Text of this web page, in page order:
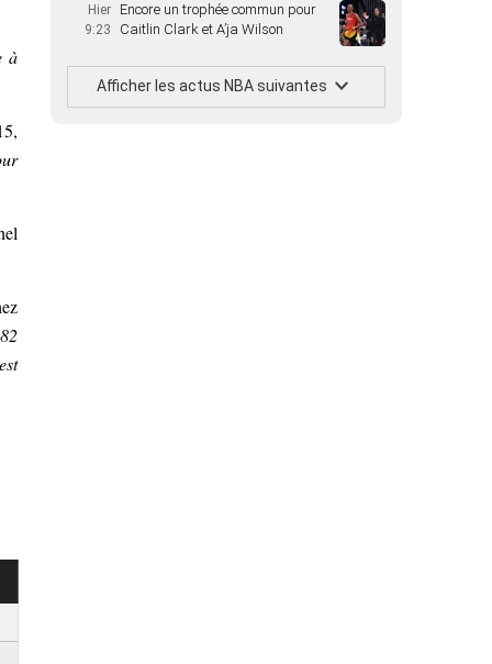
à
Hier
9:23
Encore un trophée commun pour
Caitlin Clark et A’ja Wilson
Afficher les actus NBA suivantes